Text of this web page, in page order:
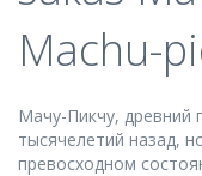
Machu-
Мачу-Пикчу, древний
тысячелетий назад,
превосходном